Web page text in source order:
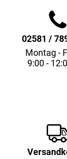
02581 /
Montag -
9:00 -